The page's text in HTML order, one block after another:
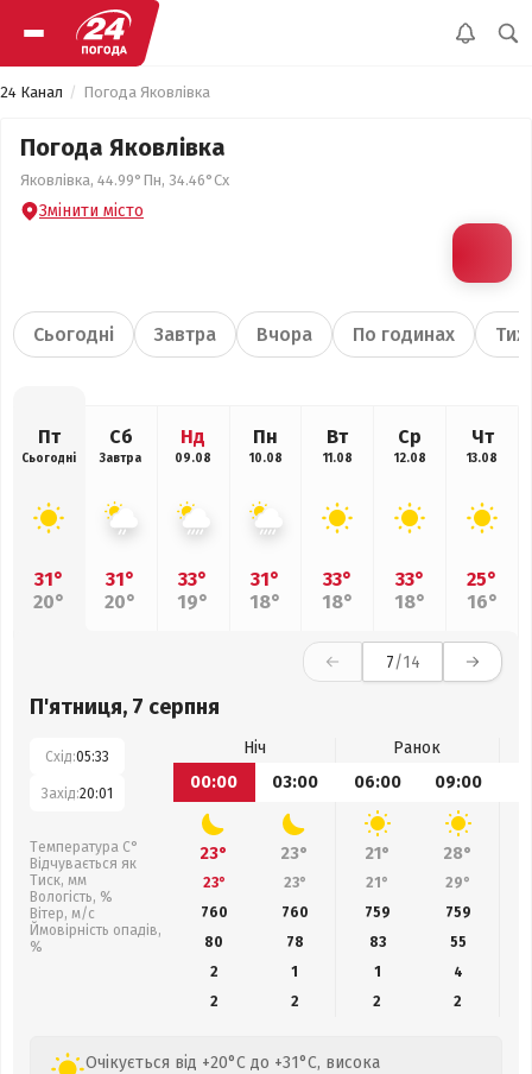
24 Канал Погода Яковлівка
Погода Яковлівка
Яковлівка, 44.99°Пн, 34.46°Сх
Змінити місто
Сьогодні Завтра Вчора По годинах
Пт
Сьогодні
31°
20°
Сб
Завтра
31°
20°
Нд
09.08
33°
19°
Пн
10.08
31°
18°
Вт
11.08
33°
18°
Ср
12.08
33°
18°
Чт
13.08
25°
16°
7/14
П'ятниця, 7 серпня
Схід:05:33
Захід:20:01
Температура С°
Відчувається як
Тиск, мм
Вологість, %
Вітер, м/с
Ймовірність опадів,
%
Ніч
Ранок
00:00
03:00 06:00 09:00
23° 23° 21° 28°
23° 23° 21° 29°
760
760 759 759
80
78 83 55
2
1 1
4
2
2 2 2
Очікується від +20°C до +31°C, висока